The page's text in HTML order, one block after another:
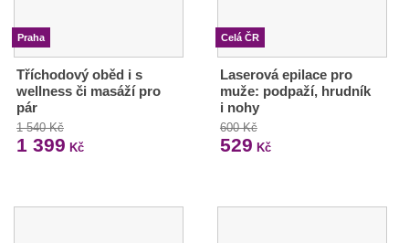
Praha
Tříchodový oběd i s
wellness či masáží pro
pár
1 540 Kč
1 399 Kč
Celá ČR
Laserová epilace pro
muže: podpaží, hrudník
i nohy
600 Kč
529 Kč